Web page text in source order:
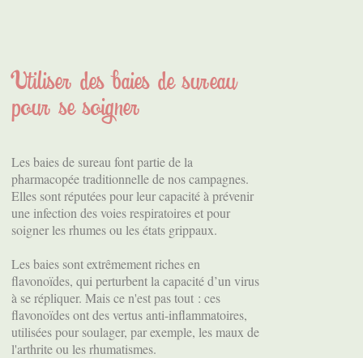
Utiliser des baies de sureau
pour se soigner
Les baies de sureau font partie de la
pharmacopée traditionnelle de nos campagnes.
Elles sont réputées pour leur capacité à prévenir
une infection des voies respiratoires et pour
soigner les rhumes ou les états grippaux.
Les baies sont extrêmement riches en
flavonoïdes, qui perturbent la capacité d’un virus
à se répliquer. Mais ce n'est pas tout : ces
flavonoïdes ont des vertus anti-inflammatoires,
utilisées pour soulager, par exemple, les maux de
l'arthrite ou les rhumatismes.